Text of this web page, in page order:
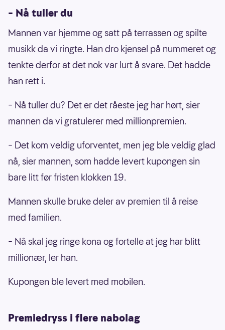
– Nå tuller du
Mannen var hjemme og satt på terrassen og spilte
musikk da vi ringte. Han dro kjensel på nummeret og
tenkte derfor at det nok var lurt å svare. Det hadde
han rett i.
– Nå tuller du? Det er det råeste jeg har hørt, sier
mannen da vi gratulerer med millionpremien.
– Det kom veldig uforventet, men jeg ble veldig glad
nå, sier mannen, som hadde levert kupongen sin
bare litt før fristen klokken 19.
Mannen skulle bruke deler av premien til å reise
med familien.
– Nå skal jeg ringe kona og fortelle at jeg har blitt
millionær, ler han.
Kupongen ble levert med mobilen.
Premiedryss i flere nabolag